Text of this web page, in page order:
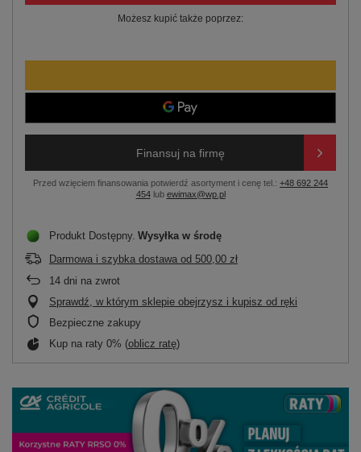
Możesz kupić także poprzez:
Finansuj na firmę
Przed wzięciem finansowania potwierdź asortyment i cenę tel.: +48 692 244
454lub ewimax@wp.pl
Produkt Dostępny Wysyłka w środę
Darmowa i szybka dostawa od 500,00 zł
14 dni na zwrot
Sprawdź, w którym sklepie obejrzysz i kupisz od ręki
Bezpieczne zakupy
Kup na raty 0% (oblicz ratę)